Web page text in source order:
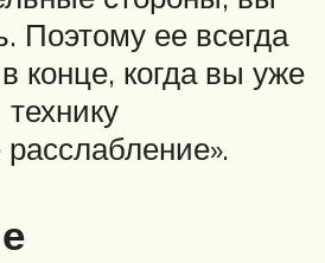
Поэтому ее всегда
конце, когда вы уже